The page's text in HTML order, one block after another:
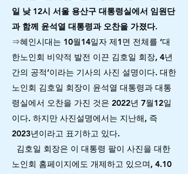
일 낮 12시 서울 용산구 대통령실에서 임원단
과 함께 윤석열 대통령과 오찬을 가졌다.
⇒혜인시대는 10월14일자 제1면 전체를 ‘대
한노인회 비약적 발전 이끈 김호일 회장, 4년
간의 공적’이라는 기사의 사진 설명이다. 대한
노인회 김호일 회장이 윤석열 대통령과 대통
령실에서 오찬을 가진 것은 2022년 7월12일
이다. 하지만 사진설명에서는 지난해, 즉
2023년이라고 표기하고 있다.
김호일 회장은 이 대통령 팔이 사진을 대한
노인회 홈페이지에도 개제하고 있으며, 4.10